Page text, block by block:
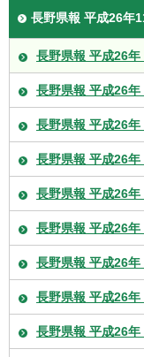
長野県報 平成26年
長野県報 平成26
長野県報 平成26
長野県報 平成26
長野県報 平成26
長野県報 平成26
長野県報 平成26
長野県報 平成26
長野県報 平成26
長野県報 平成26